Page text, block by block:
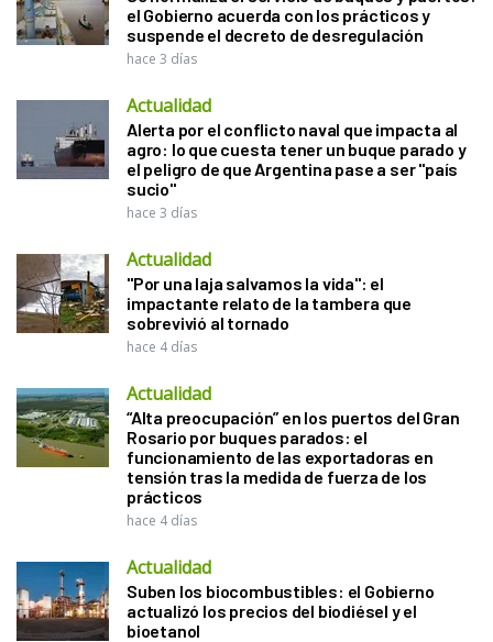
el Gobierno acuerda con los prácticos y
suspende el decreto de desregulación
hace 3 días
Actualidad
Alerta por el conflicto naval que impacta al
agro: lo que cuesta tener un buque parado y
el peligro de que Argentina pase a ser "país
sucio"
hace 3 días
Actualidad
"Por una laja salvamos la vida": el
impactante relato de la tambera que
sobrevivió al tornado
hace 4 días
Actualidad
“Alta preocupación” en los puertos del Gran
Rosario por buques parados: el
funcionamiento de las exportadoras en
tensión tras la medida de fuerza de los
prácticos
hace 4 días
Actualidad
Suben los biocombustibles: el Gobierno
actualizó los precios del biodiésel y el
bioetanol